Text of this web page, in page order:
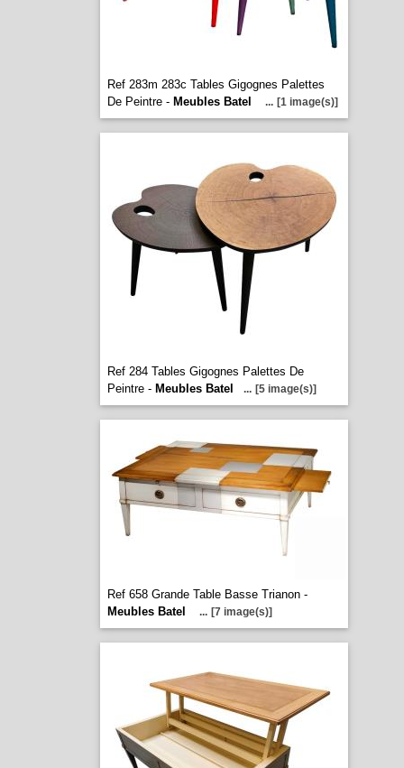
Ref 283m 283c Tables Gigognes Palettes
De Peintre - Meubles Batel ... [1 image(s)]
Ref 284 Tables Gigognes Palettes De
Peintre - Meubles Batel ... [5 image(s)]
Ref 658 Grande Table Basse Trianon -
Meubles Batel
... [7 image(s)]